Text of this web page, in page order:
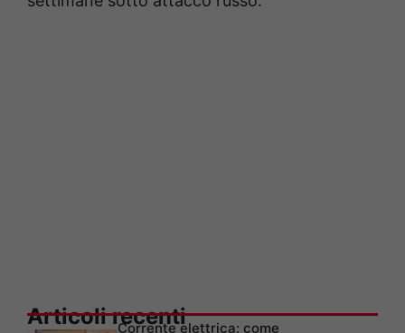
Articoli recentiCorrente elettrica: come